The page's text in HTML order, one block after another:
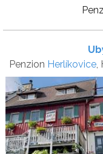
Penzion Herlíkovice,